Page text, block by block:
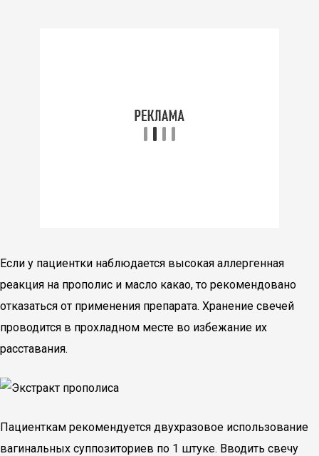
Если у пациентки наблюдается высокая аллергенная
реакция на прополис и масло какао, то рекомендовано
отказаться от применения препарата. Хранение свечей
проводится в прохладном месте во избежание их
расставания.
Пациенткам рекомендуется двухразовое использование
вагинальных суппозиториев по 1 штуке. Вводить свечу